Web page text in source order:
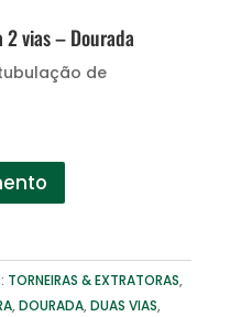
vias – Dourada
de
TORNEIRAS & EXTRATORAS,
,DOURADA,DUAS VIAS,